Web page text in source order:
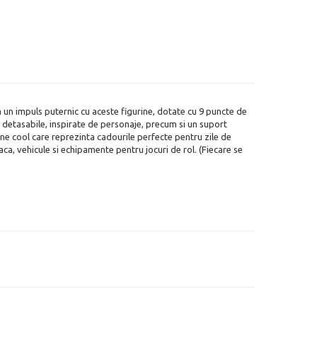
impuls puternic cu aceste figurine, dotate cu 9 puncte de
inspirate de personaje, precum si un suport
cool care reprezinta cadourile perfecte pentru zile de
vehicule si echipamente pentru jocuri de rol. (Fiecare se